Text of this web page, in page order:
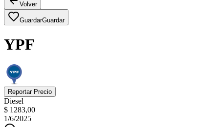
Volver
GuardarGuardar
YPF
Reportar Precio
Diesel
$ 1283,00
1/6/2025